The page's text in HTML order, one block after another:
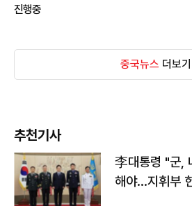
진행중
중국뉴스 더보기
추천기사
李대통령 "군,
해야…지휘부